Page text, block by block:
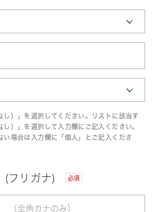
）」を選択してください。リストに該当す
）」を選択して入力欄にご記入ください。
場合は入力欄に「個人」とご記入くださ
(フリガナ) 必須